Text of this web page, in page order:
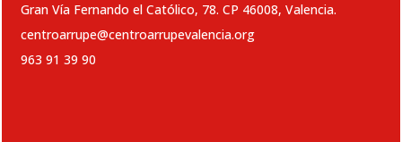
Gran Vía Fernando el Católico, 78. CP 46008, Valencia.
centroarrupe@centroarrupevalencia.org
963 91 39 90